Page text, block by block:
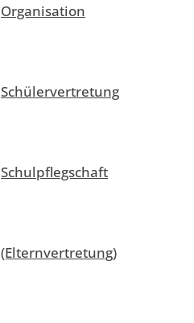
Organisation
Schülervertretung
Schulpflegschaft
(Elternvertretung)